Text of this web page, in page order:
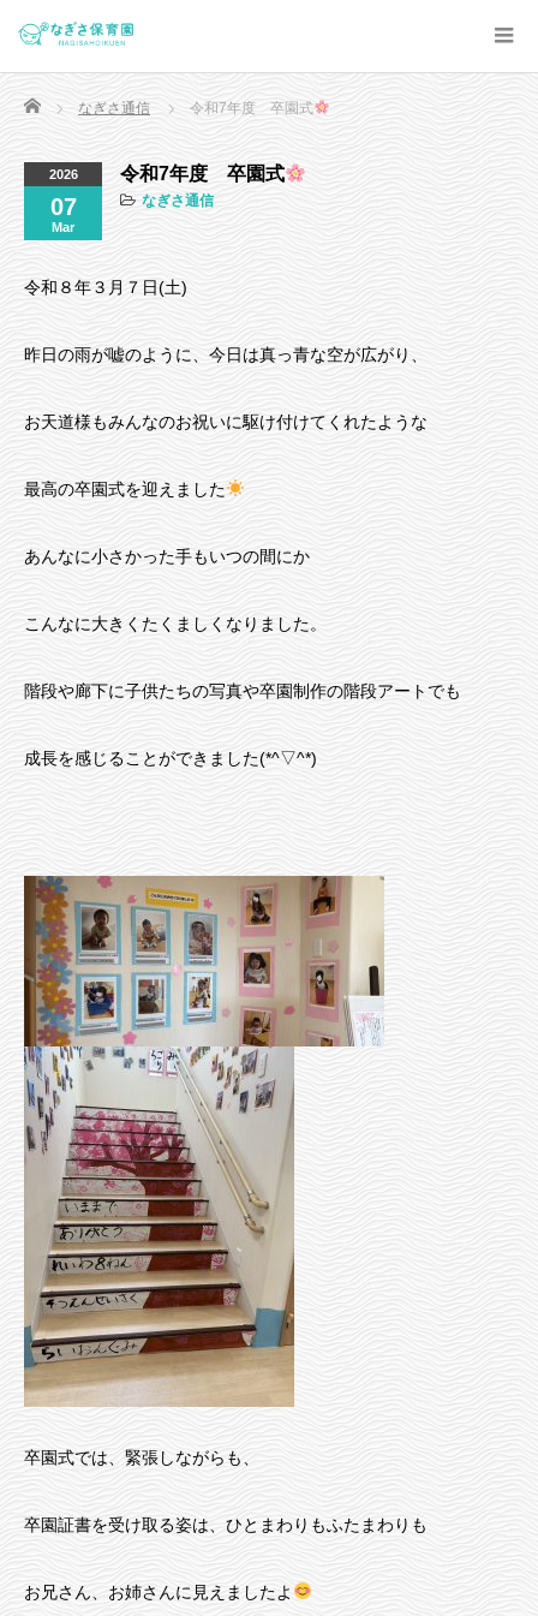
Home なぎさ通信 令和7年度 卒園式
2026
07
Mar
令和7年度 卒園式
なぎさ通信
令和８年３月７日(土)
昨日の雨が嘘のように、今日は真っ青な空が広がり、
お天道様もみんなのお祝いに駆け付けてくれたような
最高の卒園式を迎えました
あんなに小さかった手もいつの間にか
こんなに大きくたくましくなりました。
階段や廊下に子供たちの写真や卒園制作の階段アートでも
成長を感じることができました(*^▽^*)
卒園式では、緊張しながらも、
卒園証書を受け取る姿は、ひとまわりもふたまわりも
お兄さん、お姉さんに見えましたよ